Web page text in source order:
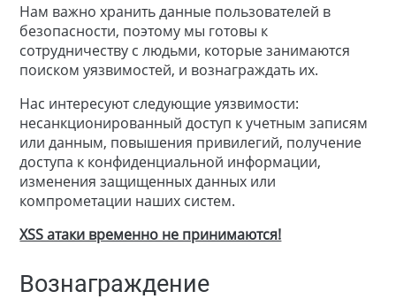
Нам важно хранить данные пользователей в
безопасности, поэтому мы готовы к
сотрудничеству с людьми, которые занимаются
поиском уязвимостей, и вознаграждать их.
Нас интересуют следующие уязвимости:
несанкционированный доступ к учетным записям
или данным, повышения привилегий, получение
доступа к конфиденциальной информации,
изменения защищенных данных или
компрометации наших систем.
XSS атаки временно не принимаются!
Вознаграждение